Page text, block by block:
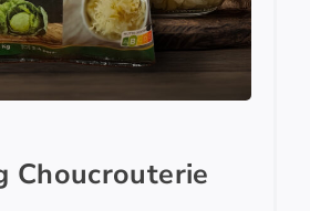
Choucrouterie